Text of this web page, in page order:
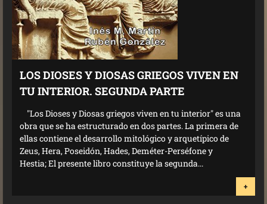
LOS DIOSES Y DIOSAS GRIEGOS VIVEN EN
TU INTERIOR. SEGUNDA PARTE
"Los Dioses y Diosas griegos viven en tu interior" es una
obra que se ha estructurado en dos partes. La primera de
ellas contiene el desarrollo mitológico y arquetípico de
Zeus, Hera, Poseidón, Hades, Deméter-Perséfone y
Hestia; El presente libro constituye la segunda...
+